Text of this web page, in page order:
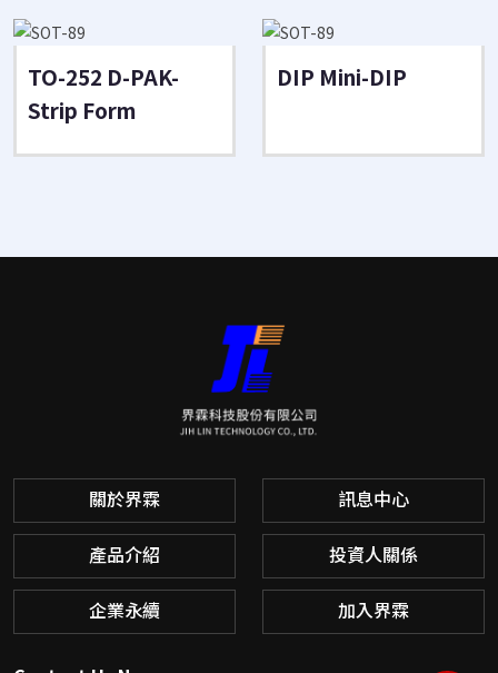
TO-252 D-PAK-
Strip Form
DIP Mini-DIP
關於界霖 訊息中心
產品介紹 投資人關係
企業永續 加入界霖